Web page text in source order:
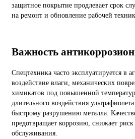
защитное покрытие продлевает срок
на ремонт и обновление рабочей
Важность
Спецтехника часто эксплуатируется в
воздействие влаги, механических
химикатов под повышенной
длительного воздействия
быстрому разрушению металла.
предотвращает коррозию, снижает
обслуживания.